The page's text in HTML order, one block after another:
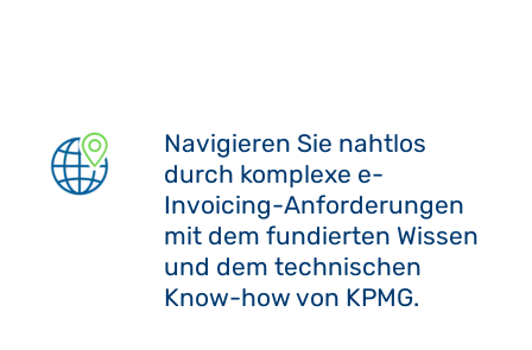
Navigieren Sie nahtlos
durch komplexe e-
Invoicing-Anforderungen
mit dem fundierten Wissen
und dem technischen
Know-how von KPMG.